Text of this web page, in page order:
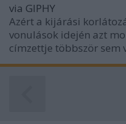
via GIPHY
Azért a kijárási
vonulások idején azt
címzettje többször sem